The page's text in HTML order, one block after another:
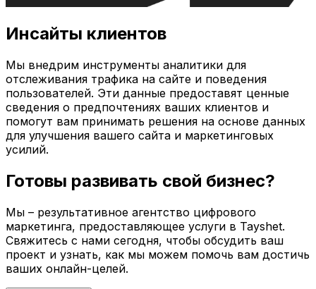
Инсайты клиентов
Мы внедрим инструменты аналитики для
отслеживания трафика на сайте и поведения
пользователей. Эти данные предоставят ценные
сведения о предпочтениях ваших клиентов и
помогут вам принимать решения на основе данных
для улучшения вашего сайта и маркетинговых
усилий.
Готовы развивать свой бизнес?
Мы – результативное агентство цифрового
маркетинга, предоставляющее услуги в Tayshet.
Свяжитесь с нами сегодня, чтобы обсудить ваш
проект и узнать, как мы можем помочь вам достичь
ваших онлайн-целей.